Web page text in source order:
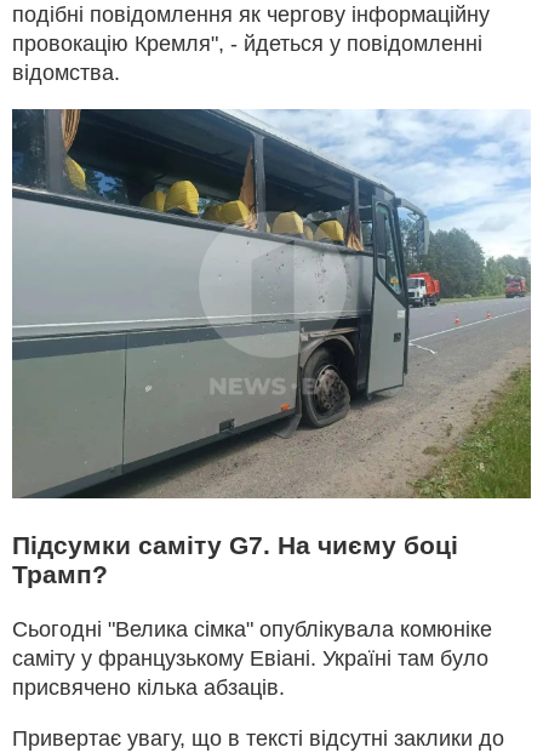
подібні повідомлення як чергову інформаційну
провокацію Кремля", - йдеться у повідомленні
відомства.
Підсумки саміту G7. На чиєму боці
Трамп?
Сьогодні "Велика сімка" опублікувала комюніке
саміту у французькому Евіані. Україні там було
присвячено кілька абзаців.
Привертає увагу, що в тексті відсутні заклики до